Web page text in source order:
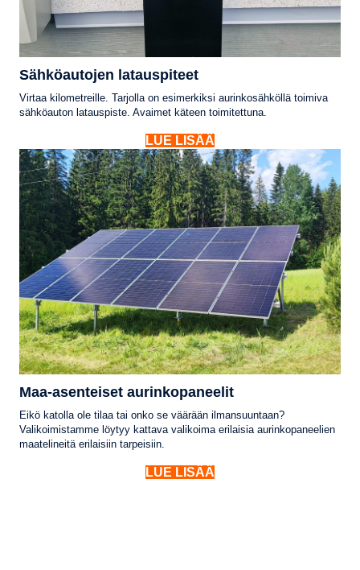
Sähköautojen latauspiteet
Virtaa kilometreille. Tarjolla on esimerkiksi aurinkosähköllä toimiva
sähköauton latauspiste. Avaimet käteen toimitettuna.
LUE LISÄÄ
Maa-asenteiset aurinkopaneelit
Eikö katolla ole tilaa tai onko se väärään ilmansuuntaan?
Valikoimistamme löytyy kattava valikoima erilaisia aurinkopaneelien
maatelineitä erilaisiin tarpeisiin.
LUE LISÄÄ